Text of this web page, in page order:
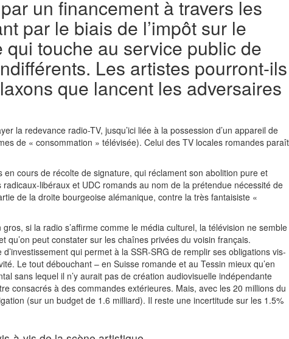
un financement à travers les
par le biais de l’impôt sur le
touche au service public de
Les artistes pourront-ils
que lancent les adversaires
la redevance radio-TV, jusqu’ici liée à la possession d’un appareil de
de « consommation » télévisée). Celui des TV locales romandes paraît
cours de récolte de signature, qui réclament son abolition pure et
libéraux et UDC romands au nom de la prétendue nécessité de
de la droite bourgeoise alémanique, contre la très fantaisiste «
si la radio s’affirme comme le média culturel, la télévision ne semble
peut constater sur les chaînes privées du voisin français.
qui permet à la SSR-SRG de remplir ses obligations vis-
Le tout débouchant – en Suisse romande et au Tessin mieux qu’en
sans lequel il n’y aurait pas de création audiovisuelle indépendante
consacrés à des commandes extérieures. Mais, avec les 20 millions du
(sur un budget de 1.6 milliard). Il reste une incertitude sur les 1.5%